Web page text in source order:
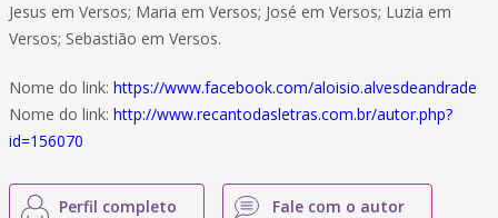
Jesus em Versos; Maria em Versos; José em Versos; Luzia em
Versos; Sebastião em Versos.
Nome do link: https://www.facebook.com/aloisio.alvesdeandrade
Nome do link: http://www.recantodasletras.com.br/autor.php?
id=156070
Perfil completo Fale com o autor